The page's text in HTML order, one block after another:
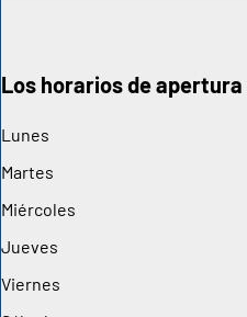
Los horarios de apertura
Lunes
Martes
Miércoles
Jueves
Viernes